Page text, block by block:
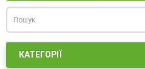
КАТЕГОРІЇ